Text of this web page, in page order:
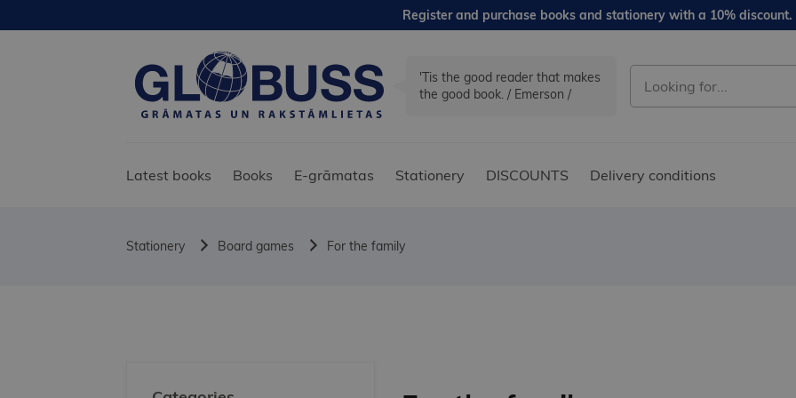
Register and purchase books and stationery with a 10% discount.
'Tis the good reader that makes
the good book. / Emerson /
Latest books Books E-grāmatas Stationery DISCOUNTS Delivery conditions
Stationery Board games For the family